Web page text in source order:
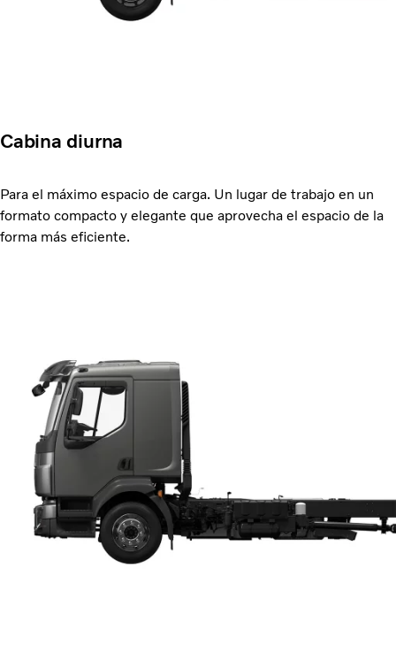
Cabina diurna
Para el máximo espacio de carga. Un lugar de trabajo en un
formato compacto y elegante que aprovecha el espacio de la
forma más eficiente.